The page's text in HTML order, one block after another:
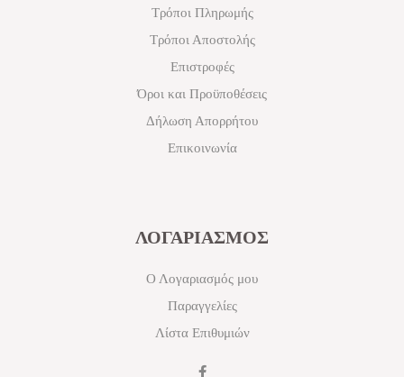
Τρόποι Πληρωμής
Τρόποι Αποστολής
Επιστροφές
Όροι και Προϋποθέσεις
Δήλωση Απορρήτου
Επικοινωνία
ΛΟΓΑΡΙΑΣΜΟΣ
Ο Λογαριασμός μου
Παραγγελίες
Λίστα Επιθυμιών